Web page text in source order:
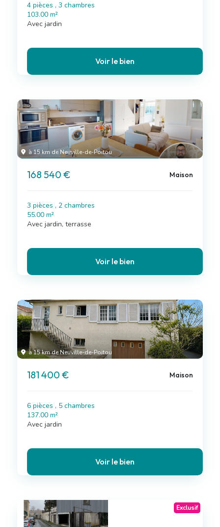
4 pièces , 3 chambres
103.00 m²
Avec jardin
Voir le bien
à 15 km de Neuville-de-Poitou
168 540 € Maison
3 pièces , 2 chambres
55.00 m²
Avec jardin, terrasse
Voir le bien
à 15 km de Neuville-de-Poitou
181 400 € Maison
6 pièces , 5 chambres
137.00 m²
Avec jardin
Voir le bien
Exclusif